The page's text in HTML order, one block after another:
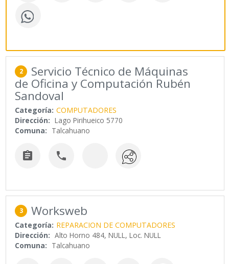
2 Servicio Técnico de Máquinas
de Oficina y Computación Rubén
Sandoval
Categoría: COMPUTADORES
Dirección: Lago Pirihueico 5770
Comuna: Talcahuano
 
3 Worksweb
Categoría: REPARACION DE COMPUTADORES
Dirección: Alto Horno 484, NULL, Loc. NULL
Comuna: Talcahuano